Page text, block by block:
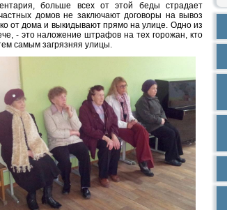
больше всех от этой беды страдает
домов не заключают договоры на вывоз
от дома и выкидывают прямо на улице. Одно из
- это наложение штрафов на тех горожан, кто
самым загрязняя улицы.